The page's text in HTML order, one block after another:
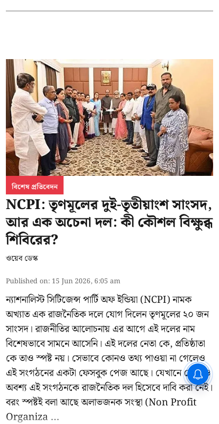
বিশেষ প্রতিবেদন
NCPI: তৃণমূলের দুই-তৃতীয়াংশ সাংসদ,
আর এক অচেনা দল: কী কৌশল বিক্ষুব্ধ
শিবিরের?
ওয়েব ডেস্ক
Published on: 15 Jun 2026, 6:05 am
ন্যাশনালিস্ট সিটিজেন্স পার্টি অফ ইন্ডিয়া (NCPI) নামক
অখ্যাত এক রাজনৈতিক দলে যোগ দিলেন তৃণমূলের ২০ জন
সাংসদ। রাজনীতির আলোচনায় এর আগে এই দলের নাম
বিশেষভাবে সামনে আসেনি। এই দলের নেতা কে, প্রতিষ্ঠাতা
কে তাও স্পষ্ট নয়। সেভাবে কোনও তথ্য পাওয়া না গেলেও
এই সংগঠনের একটা ফেসবুক পেজ আছে। যেখানে কোথাও
অবশ্য এই সংগঠনকে রাজনৈতিক দল হিসেবে দাবি করা নেই।
বরং স্পষ্টই বলা আছে অলাভজনক সংস্থা (Non Profit
Organiza ...
CPIM: ৬০ লক্ষ নাম বিবেচনাধীন রেখে
ভোট ঘোষণার প্রতিবাদ - আদালতের
দ্বারস্থ হবে সিপিআইএম